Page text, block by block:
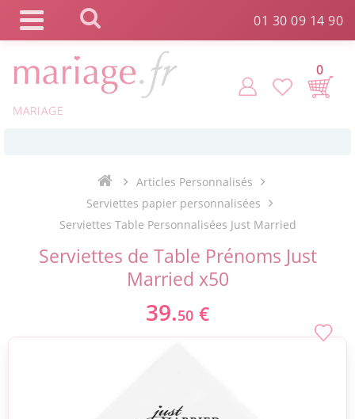
01 30 09 14 90
MARIAGE
0
Commande expédiée en 24h !
Livraison point relais gratuit dès 89 € !
Payez votre commande en 4X sans frais *
Articles Personnalisés
Serviettes papier personnalisées
Serviettes Table Personnalisées Just Married
Serviettes de Table Prénoms Just
Married x50
39.50 €
Panneau de gestion des cookies